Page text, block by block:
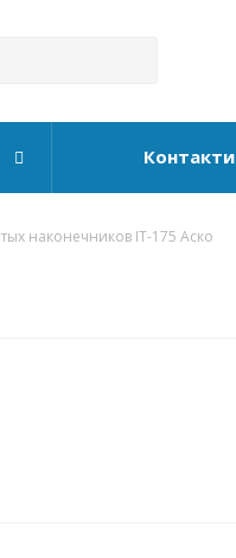
Контакти
наконечников IT-175 Аско